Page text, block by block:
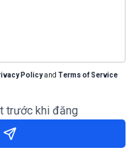
Policyand Terms of Service
trước khi đăng